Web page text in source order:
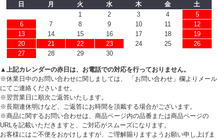
日
月 火 水 木 金
土
1
2 3 4
5
6
7 8 9 10 11
12
13
14 15 16 17 18
19
20
21 22 23 24 25
26
27
28 29 30
▲上記カレンダーの赤日は、お電話での対応を行っておりません。
※休業日中のお問い合わせに関しましては、 「お問い合わせ」欄よりメール
にてご連絡くださいませ。
※翌営業日に順次ご返答いたします。
※長期連休明けなど、ご返答にお時間を頂戴する場合がございます。
※商品に関するお問い合わせは、商品ページ内の品番または商品ページの
URLを記載いただきますと、ご対応がスムーズになります。
お客様にはご不便をおかけしますが、ご理解賜りますようお願い申し上げま